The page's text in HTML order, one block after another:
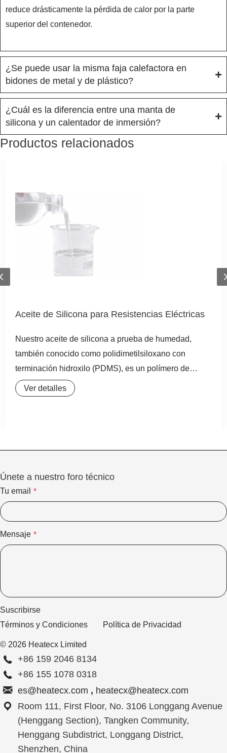
reduce drásticamente la pérdida de calor por la parte
superior del contenedor.
¿Se puede usar la misma faja calefactora en
bidones de metal y de plástico?
¿Cuál es la diferencia entre una manta de
silicona y un calentador de inmersión?
Productos relacionados
Aceite de Silicona para Resistencias Eléctricas
Nuestro aceite de silicona a prueba de humedad,
también conocido como polidimetilsiloxano con
terminación hidroxilo (PDMS), es un polímero de
silicona de alta pureza y rendimiento, diseñado
específicamente para aplicaciones industriales que
Ver detalles
Previous
Únete a nuestro foro técnico
Tu email *
Mensaje *
Suscribirse
Términos y Condiciones
Política de Privacidad
© 2026 Heatecx Limited
+86 159 2046 8134
+86 155 1078 0318
es@heatecx.com , heatecx@heatecx.com
Room 111, First Floor, No. 3106 Longgang Avenue
(Henggang Section), Tangken Community,
Henggang Subdistrict, Longgang District,
Shenzhen, China